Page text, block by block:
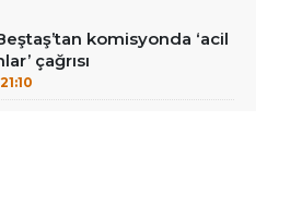
komisyonda ‘acil
çağrısı
21:10